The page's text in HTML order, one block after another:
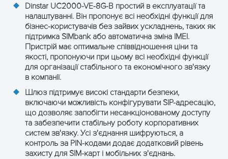
Dinstar UC2000-VE-8G-B простий в експлуатації та
налаштуванні. Він пропонує всі необхідні функції для
бізнес-користувачів без зайвих ускладнень, таких як
підтримка SIMbank або автоматична зміна IMEI.
Пристрій має оптимальне співвідношення ціни та
якості, пропонуючи при цьому всі необхідні функції
для організації стабільного та економічного зв'язку
в компанії.
Шлюз підтримує високі стандарти безпеки,
включаючи можливість конфігурувати SIP-адресацію,
що дозволяє запобігти несанкціонованому доступу
та забезпечити стабільну роботу корпоративних
систем зв'язку. Усі з'єднання шифруються, а
контроль за PIN-кодами додає додатковий рівень
захисту для SIM-карт і мобільних з'єднань.